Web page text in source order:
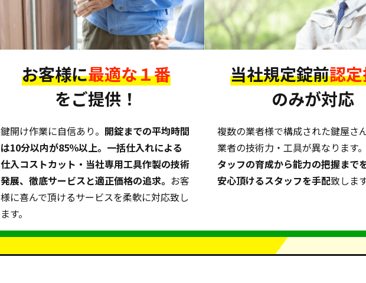
お客様に最適な１番
をご提供！
鍵開け作業に自信あり。 開錠までの平均時間
は10分以内が85％以上。一括仕入れによる
仕入コストカット・当社専用工具作製の技術
発展、徹底サービスと適正価格の追求。 お客
様に喜んで頂けるサービスを柔軟に対応致し
ます。
当社規定錠前認
のみが対応
複数の業者様で構成された鍵屋さ
業者の技術力・工具が異なります
タッフの育成から能力の把握まで
安心頂けるスタッフを手配致しま